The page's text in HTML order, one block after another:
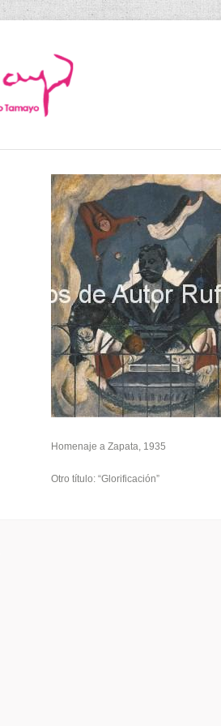
Homenaje a Zapata, 1935
Otro título: “Glorificación”